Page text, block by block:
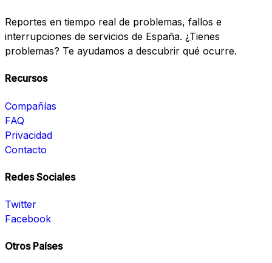
Reportes en tiempo real de problemas, fallos e
interrupciones de servicios de España. ¿Tienes
problemas? Te ayudamos a descubrir qué ocurre.
Recursos
Compañías
FAQ
Privacidad
Contacto
Redes Sociales
Twitter
Facebook
Otros Países